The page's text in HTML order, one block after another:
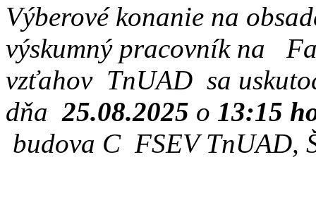
Výberové konanie na
výskumný pracovník na
vzťahov TnUAD sa
dňa25.08.2025 o 13:15
budova C FSEV TnUAD,